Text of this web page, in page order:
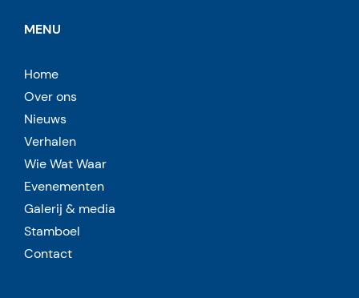
MENU
Home
Over ons
Nieuws
Verhalen
Wie Wat Waar
Evenementen
Galerij & media
Stamboel
Contact